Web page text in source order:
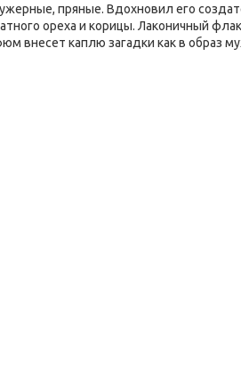
пряные. Вдохновил его
ореха и корицы. Лаконичный
внесет каплю загадки как в образ